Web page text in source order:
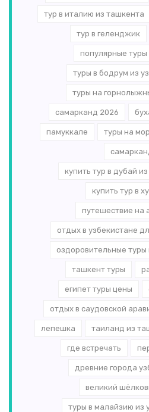
тур в италию из ташкента
тур в геленджик
популярные туры
туры в бодрум из
туры на
самарканд 2026
памуккале туры на
купить тур в дубай
купить тур в
путешествие на
отдых в узбекистане
оздоровительные туры
ташкент туры
египет туры цены
отдых в саудовской
лепешка таиланд из
где встречать
древние города
великий
туры в малайзию из